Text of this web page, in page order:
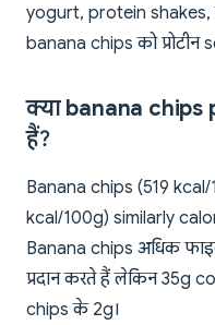
yogurt, protein shakes,
banana chips को
क्या banana
हैं?
Banana chips (519
kcal/100g) similarly
Banana chips अधिक
प्रदान करते हैं लेकिन 35g
chips के 2g।